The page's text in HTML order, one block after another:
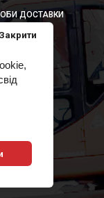
Закрити
ДОСТАВКИ
ОПЛАТИ